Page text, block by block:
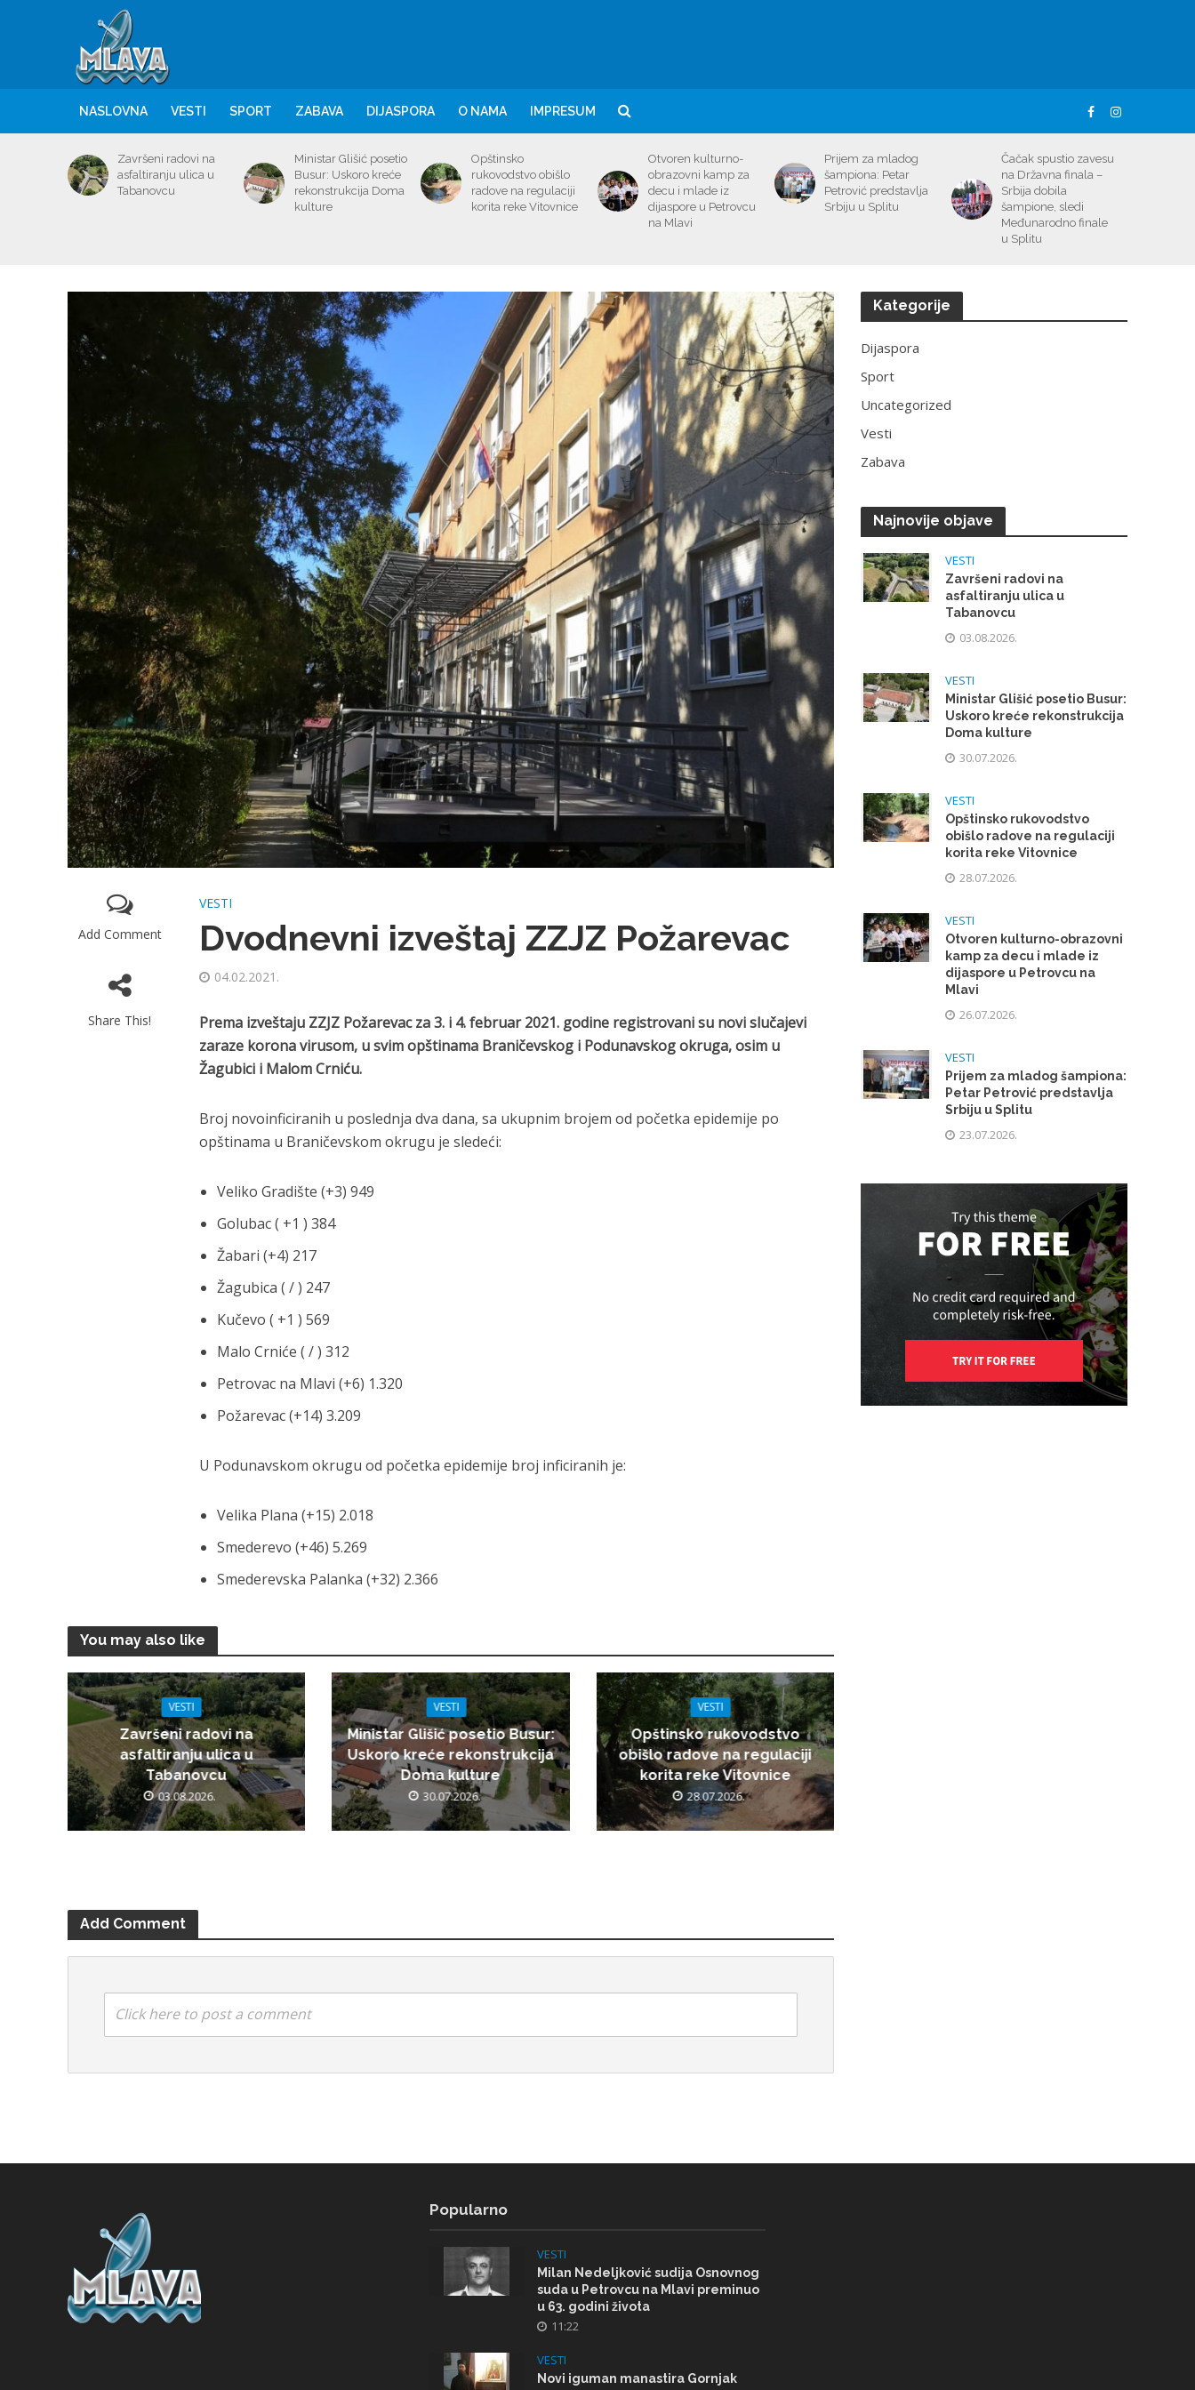
NASLOVNA VESTI SPORT ZABAVA DIJASPORA O NAMA IMPRESUM
Završeni radovi na
asfaltiranju ulica u
Tabanovcu
Ministar Glišić posetio
Busur: Uskoro kreće
rekonstrukcija Doma
kulture
Opštinsko
rukovodstvo obišlo
radove na regulaciji
korita reke Vitovnice
Otvoren kulturno-
obrazovni kamp za
decu i mlade iz
dijaspore u Petrovcu
na Mlavi
Prijem za mladog
šampiona: Petar
Petrović predstavlja
Srbiju u Splitu
Čačak spustio zavesu
na Državna finala –
Srbija dobila
šampione, sledi
Međunarodno finale
u Splitu
Add Comment
Share This!
VESTI
Dvodnevni izveštaj ZZJZ Požarevac
04.02.2021.
Prema izveštaju ZZJZ Požarevac za3. i 4.februar2021. godine registrovani su novi slučajevi
zaraze korona virusom, u svim opštinama Braničevskog i Podunavskogokruga, osim u
Žagubici i Malom Crniću.
Broj novoinficiranih u poslednja dva dana, sa ukupnim brojem od početka epidemije po
opštinama u Braničevskom okrugu je sledeći:
Veliko Gradište (+3) 949
Golubac ( +1 ) 384
Žabari (+4) 217
Žagubica ( / ) 247
Kučevo ( +1 ) 569
Malo Crniće ( / ) 312
Petrovac na Mlavi (+6) 1.320
Požarevac (+14) 3.209
U Podunavskom okrugu od početka epidemije broj inficiranih je:
Velika Plana (+15) 2.018
Smederevo (+46) 5.269
Smederevska Palanka (+32) 2.366
You may also like
VESTI
Završeni radovi na
asfaltiranju ulica u
Tabanovcu
03.08.2026.
VESTI
Ministar Glišić posetio Busur:
Uskoro kreće rekonstrukcija
Doma kulture
30.07.2026.
VESTI
Opštinsko rukovodstvo
obišlo radove na regulaciji
korita reke Vitovnice
28.07.2026.
Add Comment
Click here to post a comment
Kategorije
Dijaspora
Sport
Uncategorized
Vesti
Zabava
Najnovije objave
VESTI
Završeni radovi na
asfaltiranju ulica u
Tabanovcu
03.08.2026.
VESTI
Ministar Glišić posetio Busur:
Uskoro kreće rekonstrukcija
Doma kulture
30.07.2026.
VESTI
Opštinsko rukovodstvo
obišlo radove na regulaciji
korita reke Vitovnice
28.07.2026.
VESTI
Otvoren kulturno-obrazovni
kamp za decu i mlade iz
dijaspore u Petrovcu na
Mlavi
26.07.2026.
VESTI
Prijem za mladog šampiona:
Petar Petrović predstavlja
Srbiju u Splitu
23.07.2026.
Popularno
VESTI
Milan Nedeljković sudija Osnovnog
suda u Petrovcu na Mlavi preminuo
u 63. godini života
11:22
VESTI
Novi iguman manastira Gornjak